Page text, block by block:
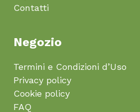
Contatti
Negozio
Termini e Condizioni d’Uso
Privacy policy
Cookie policy
FAQ